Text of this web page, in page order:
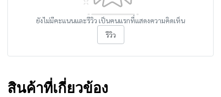
ยังไม่มีคะแนนและรีวิว เป็นคนแรกที่แสดงความคิดเห็น
รีวิว
สินค้าที่เกี่ยวข้อง